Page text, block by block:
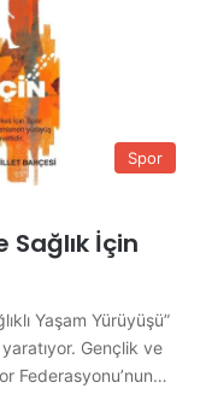
Spor
Sağlık İçin
Yaşam Yürüyüşü”
Gençlik ve
Federasyonu’nun…